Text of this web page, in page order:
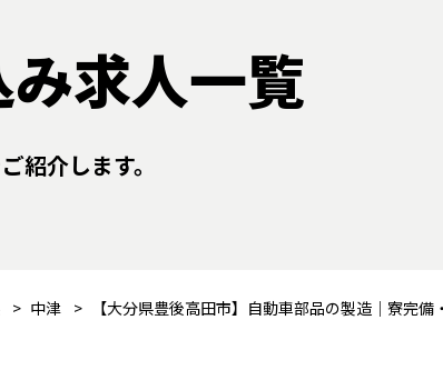
求人一覧
紹介します。
中津 【大分県豊後高田市】自動車部品の製造｜寮完備